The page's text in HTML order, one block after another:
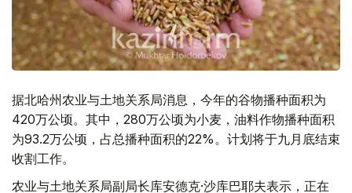
据北哈州农业与土地关系局消息，今年的谷物播种面积为
420万公顷。其中，280万公顷为小麦，油料作物播种面积
为93.2万公顷，占总播种面积的22%。计划将于九月底结束
收割工作。
农业与土地关系局副局长库安德克·沙库巴耶夫表示，正在